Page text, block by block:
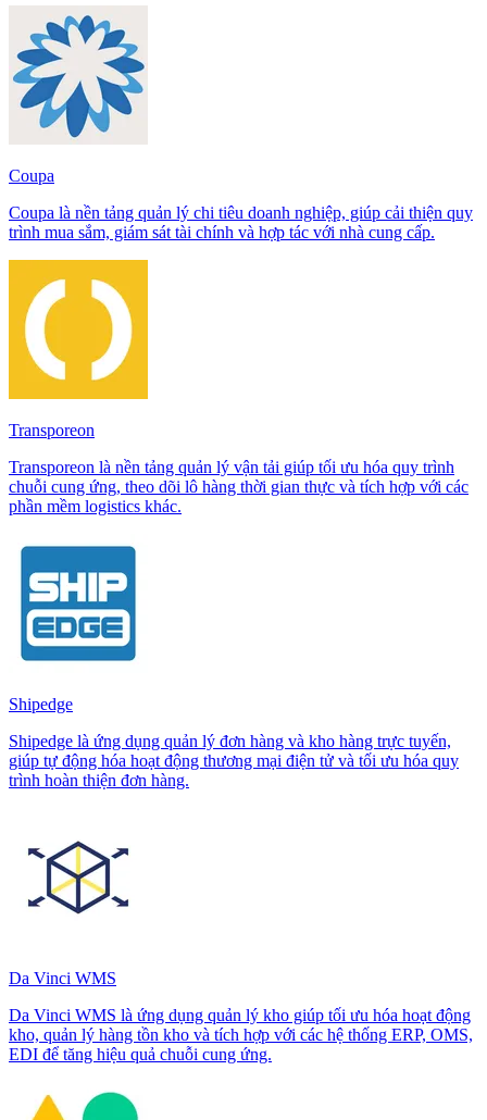
Coupa
Coupa là nền tảng quản lý chi tiêu doanh nghiệp, giúp cải thiện quy
trình mua sắm, giám sát tài chính và hợp tác với nhà cung cấp.
Transporeon
Transporeon là nền tảng quản lý vận tải giúp tối ưu hóa quy trình
chuỗi cung ứng, theo dõi lô hàng thời gian thực và tích hợp với các
phần mềm logistics khác.
Shipedge
Shipedge là ứng dụng quản lý đơn hàng và kho hàng trực tuyến,
giúp tự động hóa hoạt động thương mại điện tử và tối ưu hóa quy
trình hoàn thiện đơn hàng.
Da Vinci WMS
Da Vinci WMS là ứng dụng quản lý kho giúp tối ưu hóa hoạt động
kho, quản lý hàng tồn kho và tích hợp với các hệ thống ERP, OMS,
EDI để tăng hiệu quả chuỗi cung ứng.